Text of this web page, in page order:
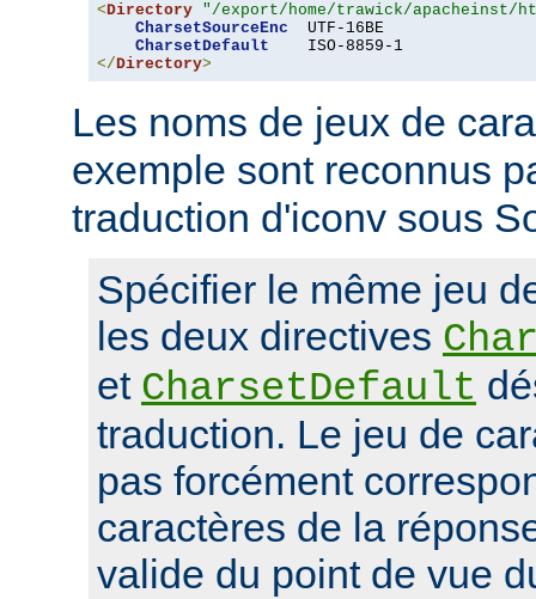
<Directory "/export/home/trawick/apacheinst/
CharsetSourceEnc
  UTF-16BE
CharsetDefault
</Directory>
Les noms de jeux de
exemple sont reconnus
traduction d'iconv sous
Spécifier le même jeu
les deux directives
et CharsetDefault
traduction. Le jeu de
pas forcément
caractères de la
valide du point de vue